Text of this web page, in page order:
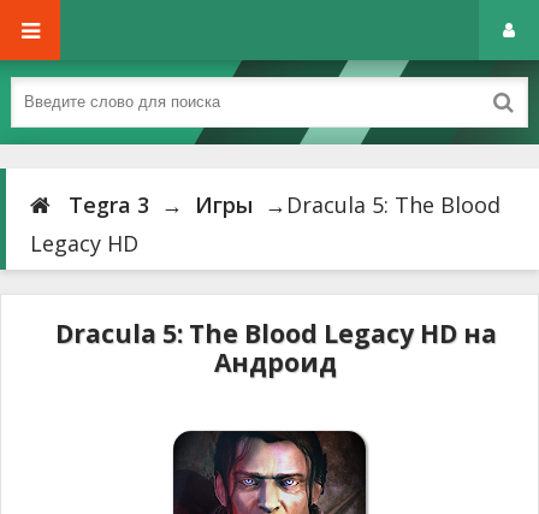
Tegra 3 → Игры →Dracula 5: The Blood
Legacy HD
Dracula 5: The Blood Legacy HD на
Андроид